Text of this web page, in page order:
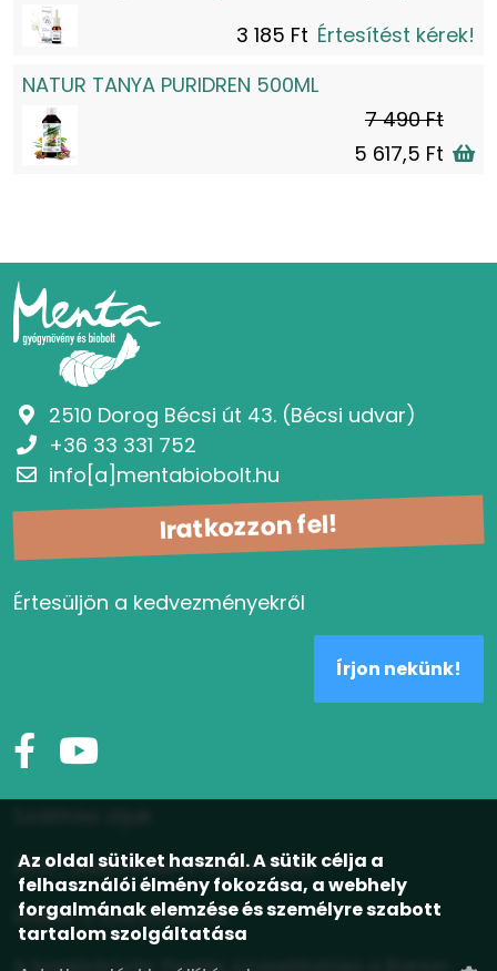
3 185 Ft Értesítést kérek!
NATUR TANYA PURIDREN 500ML
7 490 Ft
5 617,5 Ft
ÁSZF, adatvédelmi tájékoztató
Elállás a szerződéstől
Iratkozzon fel!
Értesüljön a kedvezményekről
Írjon nekünk!
2510 Dorog Bécsi út 43. (Bécsi udvar)
+36 33 331 752
info[a]mentabiobolt.hu
Az oldal sütiket használ. A sütik célja a
felhasználói élmény fokozása, a webhely
forgalmának elemzése és személyre szabott
tartalom szolgáltatása